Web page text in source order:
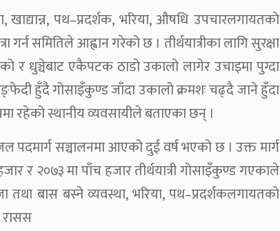
खाद्यान्न, पथ–प्रदर्शक, भरिया, औषधि उपचारलगायतको
समितिले आह्वान गरेको छ । तीर्थयात्रीका लागि सुरक्षा
र धुञ्चेबाट एकैपटक ठाडो उकालो लागेर उचाइमा पुग्दा
हुँदै गोसाइँकुण्ड जाँदा उकालो क्रमशः चढ्दै जाने हुँदा
रहेको स्थानीय व्यवसायीले बताएका छन् ।
पदमार्ग सञ्चालनमा आएको दुई वर्ष भएको छ । उक्त मार्ग
र २०७३ मा पाँच हजार तीर्थयात्री गोसाइँकुण्ड गएकाले
तथा बास बस्ने व्यवस्था, भरिया, पथ–प्रदर्शकलगायतको
रासस